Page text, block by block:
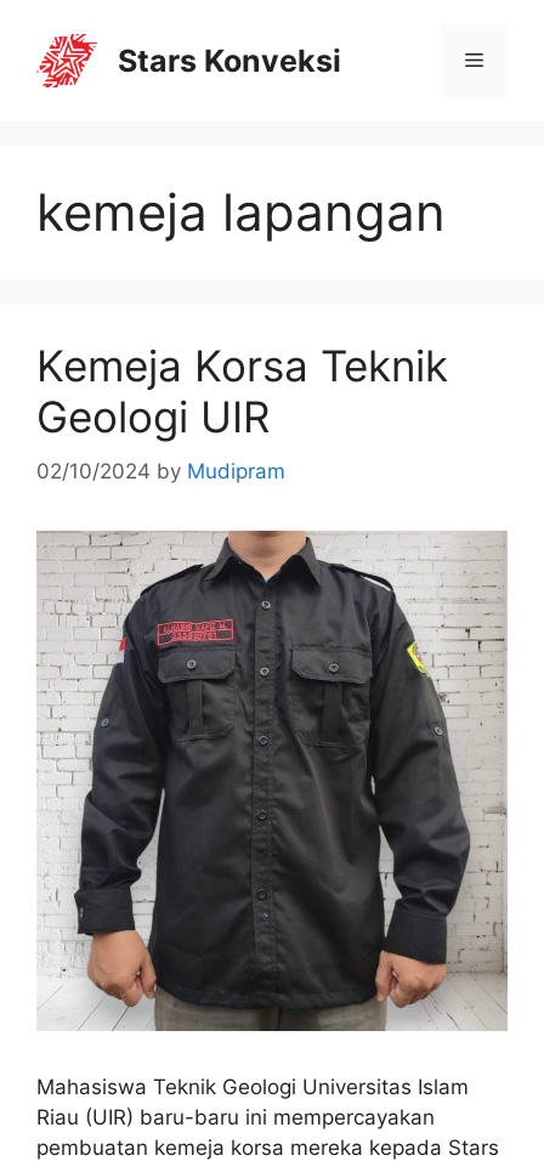
Stars Konveksi
kemeja lapangan
Kemeja Korsa Teknik
Geologi UIR
02/10/2024 by Mudipram
Mahasiswa Teknik Geologi Universitas Islam
Riau (UIR) baru-baru ini mempercayakan
pembuatan kemeja korsa mereka kepada Stars